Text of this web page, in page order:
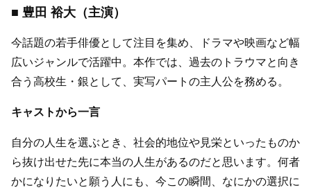
■ 豊田 裕大（主演）
今話題の若手俳優として注目を集め、ドラマや映画など幅
広いジャンルで活躍中。本作では、過去のトラウマと向き
合う高校生・銀として、実写パートの主人公を務める。
キャストから一言
自分の人生を選ぶとき、社会的地位や見栄といったものか
ら抜け出せた先に本当の人生があるのだと思います。何者
かになりたいと願う人にも、今この瞬間、なにかの選択に